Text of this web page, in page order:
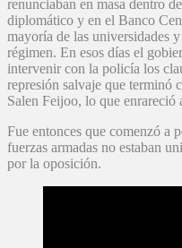
renunciaban en masa dentro
diplomático y en el Banco
mayoría de las universidades
régimen. En esos días el
intervenir con la policía los
represión salvaje que terminó
Salen Feijoo, lo que enrareció
Fue entonces que comenzó a
fuerzas armadas no estaban
por la oposición.